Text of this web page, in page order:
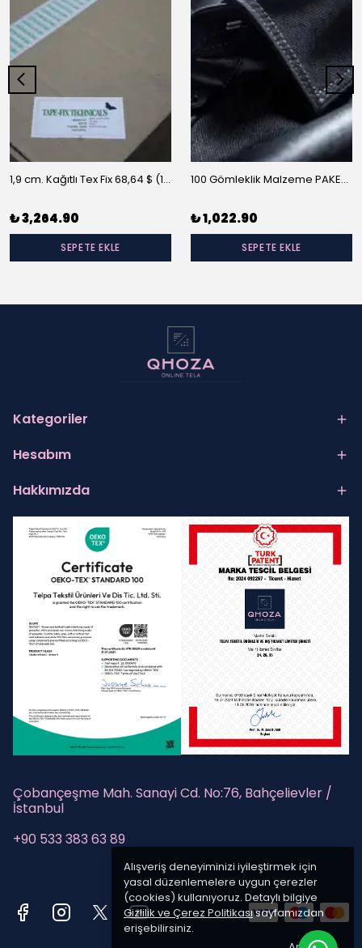
Alışveriş deneyiminizi iyileştirmek için
yasal düzenlemelere uygun çerezler
(cookies) kullanıyoruz. Detaylı bilgiye
Gizlilik ve Çerez Politikasısayfamızdan
erişebilirsiniz.
1,9 cm. Kağıtlı Tex Fix 68,64 $ (10 m/rulo)
₺ 3,264.90
SEPETE EKLE
100 Gömleklik Malzeme PAKET-A
₺ 1,022.90
SEPETE EKLE
Kategoriler
Hesabım
Hakkımızda
Çobançeşme Mah. Sanayi Cd. No:76, Bahçelievler /
İstanbul
+90 533 383 63 89